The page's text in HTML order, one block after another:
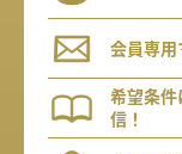
会員専用
希望条
信！